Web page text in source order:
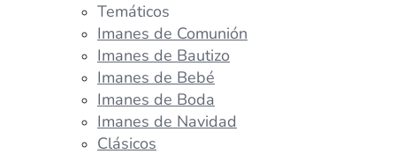
Temáticos
Imanes de Comunión
Imanes de Bautizo
Imanes de Bebé
Imanes de Boda
Imanes de Navidad
Clásicos